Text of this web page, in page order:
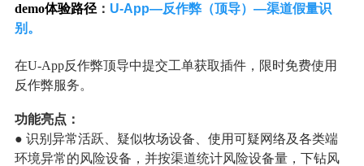
demo体验路径： U-App—反作弊（顶导）—渠道假量识
别。
在U-App反作弊顶导中提交工单获取插件，限时免费使用
反作弊服务。
功能亮点：
● 识别异常活跃、疑似牧场设备、使用可疑网络及各类端
环境异常的风险设备，并按渠道统计风险设备量，下钻风